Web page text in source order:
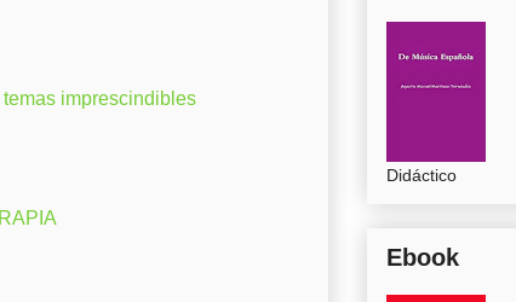
imprescindibles
Didáctico
Ebook